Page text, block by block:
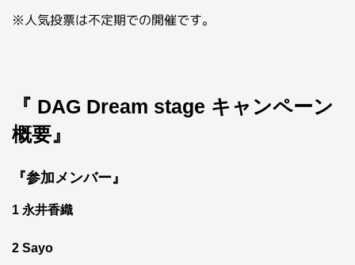
※人気投票は不定期での開催です。
『 DAG Dream stage キャンペーン
概要』
『参加メンバー』
1 永井香織
2 Sayo